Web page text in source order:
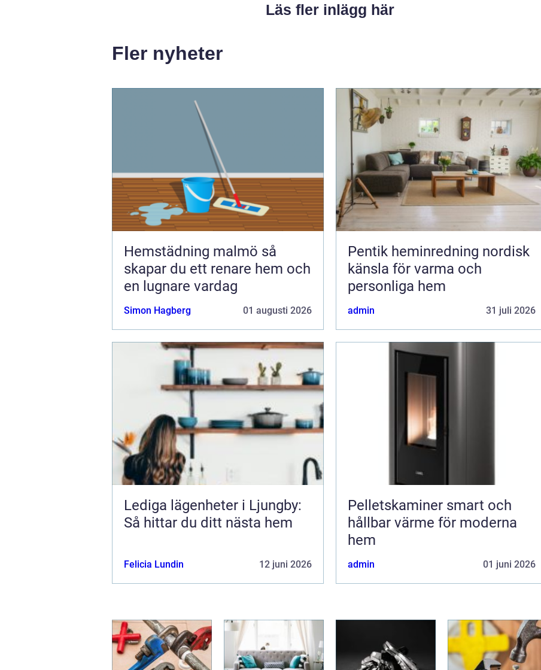
Läs fler inlägg här
Fler nyheter
Hemstädning malmö så
skapar du ett renare hem och
en lugnare vardag
Simon Hagberg 01 augusti 2026
Pentik heminredning nordisk
känsla för varma och
personliga hem
admin 31 juli 2026
Lediga lägenheter i Ljungby:
Så hittar du ditt nästa hem
Felicia Lundin 12 juni 2026
Pelletskaminer smart och
hållbar värme för moderna
hem
admin 01 juni 2026